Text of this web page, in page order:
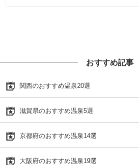
おすすめ記事
関西のおすすめ温泉20選
滋賀県のおすすめ温泉5選
京都府のおすすめ温泉14選
大阪府のおすすめ温泉19選